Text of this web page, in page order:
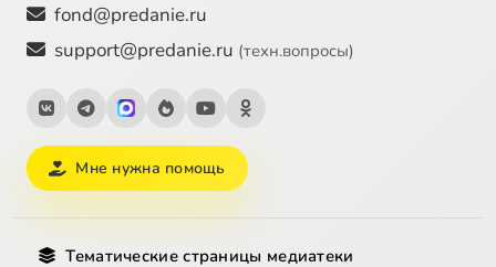
fond@predanie.ru
support@predanie.ru (техн.вопросы)
Мне нужна помощь
Тематические страницы медиатеки